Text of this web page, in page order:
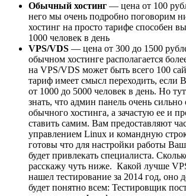
Обычный хостинг — цена от 100
него мы очень подробно поговорим
хостинг на просто тарифе способен
1000 человек в день
VPS/VDS — цена от 300 до 1500
обычном хостинге располагается
на VPS/VDS может быть всего 100
тариф имеет смысл переходить, если
от 1000 до 5000 человек в день. Но
знать, что админ панель очень сильно
обычного хостинга, а зачастую ее и
ставить самим. Вам предоставляют
управлением Linux и командную
готовы что для настройки работы
будет привлекать специалиста.
расскажу чуть ниже. Какой лучше
нашел тестирование за 2014 год, оно
будет понятно всем: Тестировщик